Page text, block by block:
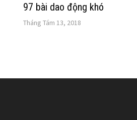
97 bài dao động khó
Tháng Tám 13, 2018